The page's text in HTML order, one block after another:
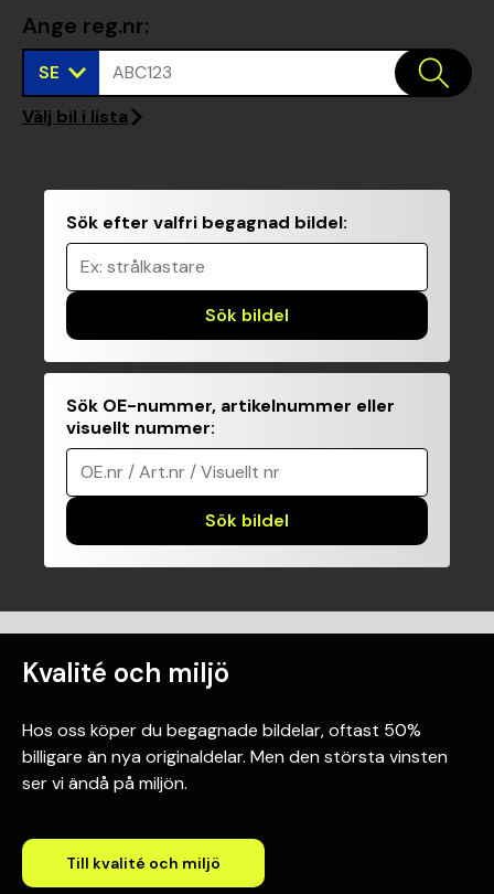
Ange reg.nr:
SE
ABC123
Välj bil i lista
Sök efter valfri begagnad bildel:
Ex: strålkastare
Sök bildel
Sök OE-nummer, artikelnummer eller
visuellt nummer:
OE.nr / Art.nr / Visuellt nr
Sök bildel
Kvalité och miljö
Hos oss köper du begagnade bildelar, oftast 50%
billigare än nya originaldelar. Men den största vinsten
ser vi ändå på miljön.
Till kvalité och miljö